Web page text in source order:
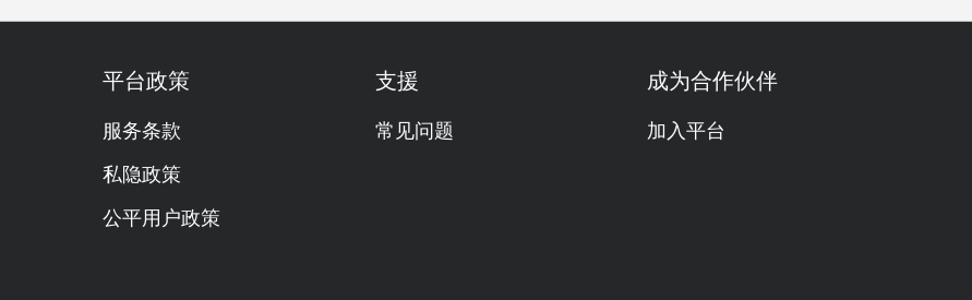
平台政策
服务条款
私隐政策
公平用户政策
支援
常见问题
成为合作伙伴
加入平台